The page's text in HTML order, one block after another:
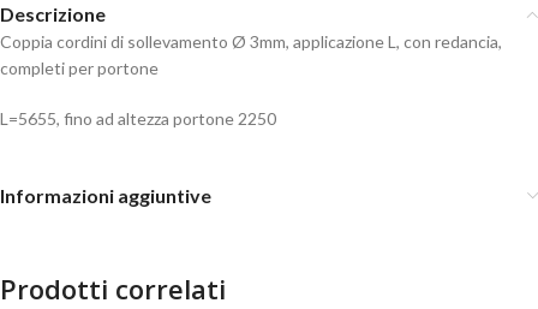
Descrizione
Coppia cordini di sollevamento Ø 3mm, applicazione L, con redancia,
completi per portone
L=5655, fino ad altezza portone 2250
Informazioni aggiuntive
Prodotti correlati